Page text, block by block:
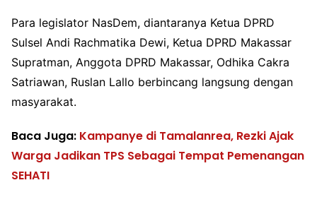
Para legislator NasDem, diantaranya Ketua DPRD
Sulsel Andi Rachmatika Dewi, Ketua DPRD Makassar
Supratman, Anggota DPRD Makassar, Odhika Cakra
Satriawan, Ruslan Lallo berbincang langsung dengan
masyarakat.
Baca Juga: Kampanye di Tamalanrea, Rezki Ajak
Warga Jadikan TPS Sebagai Tempat Pemenangan
SEHATI